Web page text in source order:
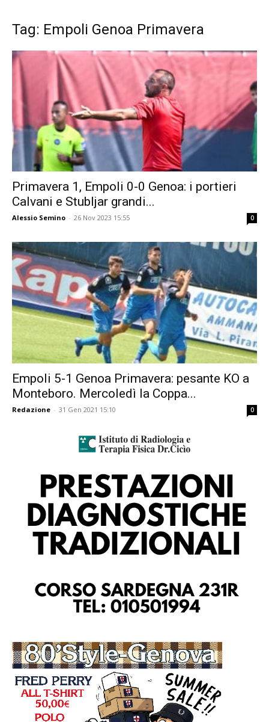
Tag: Empoli Genoa Primavera
Primavera 1, Empoli 0-0 Genoa: i portieri
Calvani e Stubljar grandi...
Alessio Semino - 26 Nov 2023 15:55 0
Empoli 5-1 Genoa Primavera: pesante KO a
Monteboro. Mercoledì la Coppa...
Redazione - 31 Gen 2021 15:10 0